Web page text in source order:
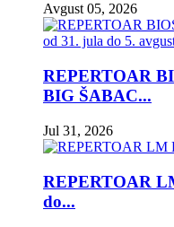
Avgust 05, 2026
REPERTOAR
BIG ŠABAC...
Jul 31, 2026
REPERTOAR
do...